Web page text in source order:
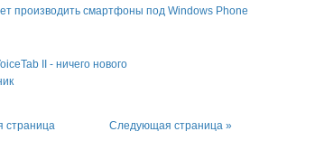
производить смартфоны под Windows Phone
II - ничего нового
страница Следующая страница »